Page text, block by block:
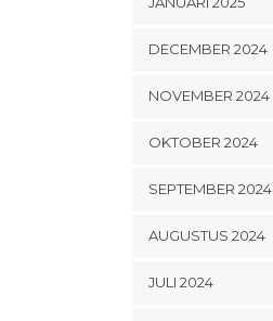
DECEMBER 2024
NOVEMBER 2024
OKTOBER 2024
SEPTEMBER 2024
AUGUSTUS 2024
JULI 2024